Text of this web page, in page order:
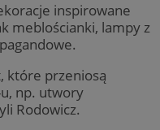
inspirowane
meblościanki, lampy z
które przeniosą
np. utwory
Rodowicz.